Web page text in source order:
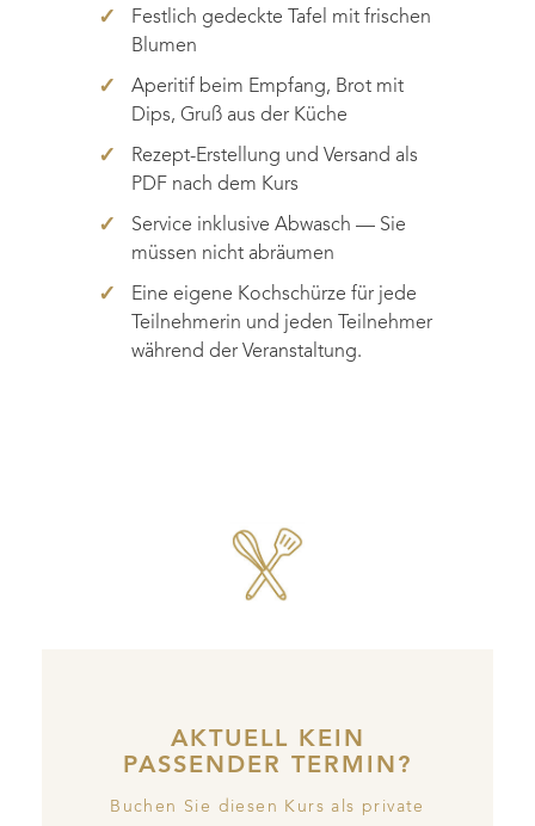
Festlich gedeckte Tafel mit frischen
Blumen
Aperitif beim Empfang, Brot mit
Dips, Gruß aus der Küche
Rezept-Erstellung und Versand als
PDF nach dem Kurs
Service inklusive Abwasch — Sie
müssen nicht abräumen
Eine eigene Kochschürze für jede
Teilnehmerin und jeden Teilnehmer
während der Veranstaltung.
AKTUELL KEIN
PASSENDER TERMIN?
Buchen Sie diesen Kurs als private